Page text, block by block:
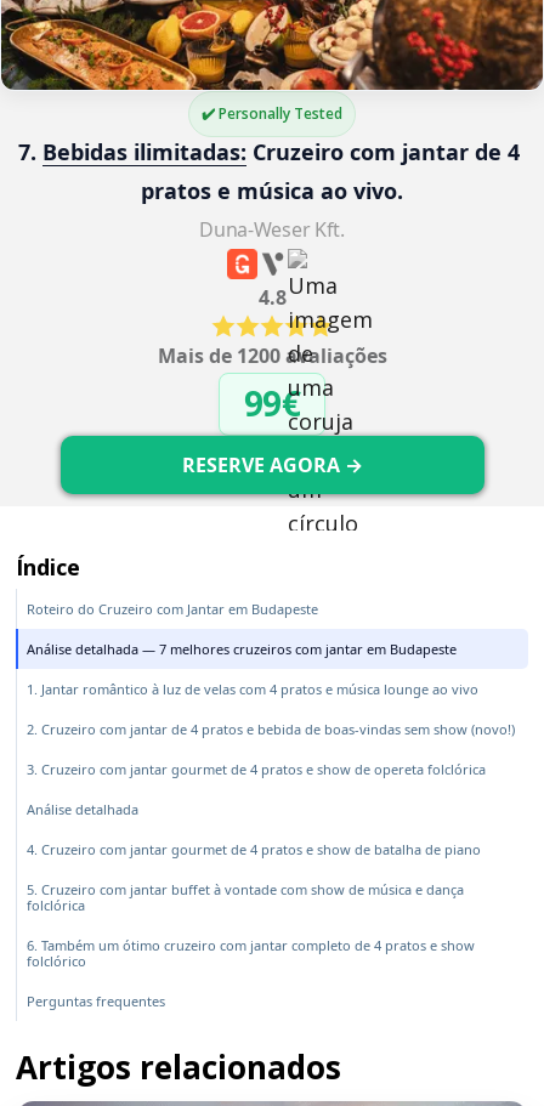
✔️ Personally Tested
7. Bebidas ilimitadas: Cruzeiro com jantar de 4
pratos e música ao vivo.
Duna-Weser Kft.
4.8
Mais de 1200 avaliações
99€
RESERVE AGORA →
Índice
Roteiro do Cruzeiro com Jantar em Budapeste
Análise detalhada — 7 melhores cruzeiros com jantar em Budapeste
1. Jantar romântico à luz de velas com 4 pratos e música lounge ao vivo
2. Cruzeiro com jantar de 4 pratos e bebida de boas-vindas sem show (novo!)
3. Cruzeiro com jantar gourmet de 4 pratos e show de opereta folclórica
Análise detalhada
4. Cruzeiro com jantar gourmet de 4 pratos e show de batalha de piano
5. Cruzeiro com jantar buffet à vontade com show de música e dança
folclórica
6. Também um ótimo cruzeiro com jantar completo de 4 pratos e show
folclórico
Perguntas frequentes
Artigos relacionados